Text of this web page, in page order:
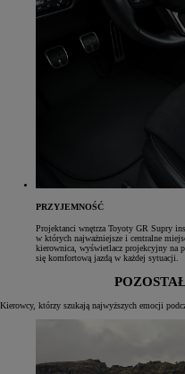
PRZYJEMNOŚĆ
Projektanci wnętrza Toyoty GR Supry
w których najważniejsze i centralne
kierownica, wyświetlacz projekcyjny na
się komfortową jazdą w każdej sytuacji.
Kierowcy, którzy szukają najwyższych emocji